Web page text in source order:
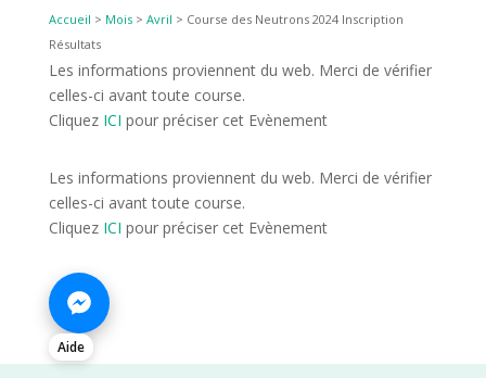
Accueil > Mois> Avril > Course des Neutrons 2024 Inscription
Résultats
Les informations proviennent du web. Merci de vérifier
celles-ci avant toute course.
Cliquez ICI pour préciser cet Evènement
Les informations proviennent du web. Merci de vérifier
celles-ci avant toute course.
Cliquez ICI pour préciser cet Evènement
Aide